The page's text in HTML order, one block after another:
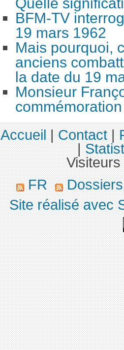
BFM-TV
19 mars 1962
Mais pourquoi,
anciens
la date du 19
Monsieur
Accueil|Contact|
|
FR
Site réalisé avec